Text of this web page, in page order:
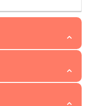
230 m
příletu je náš
230 m